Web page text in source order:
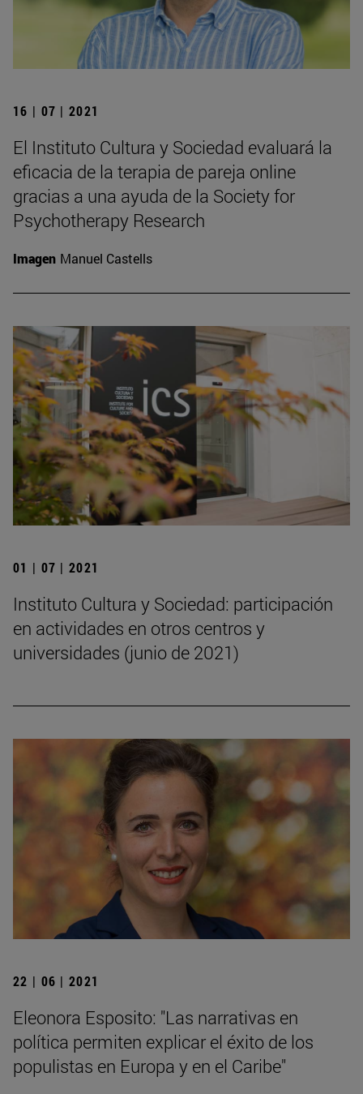
16 | 07 | 2021
El Instituto Cultura y Sociedad evaluará la
eficacia de la terapia de pareja online
gracias a una ayuda de la Society for
Psychotherapy Research
Imagen Manuel Castells
01 | 07 | 2021
Instituto Cultura y Sociedad: participación
en actividades en otros centros y
universidades (junio de 2021)
22 | 06 | 2021
Eleonora Esposito: "Las narrativas en
política permiten explicar el éxito de los
populistas en Europa y en el Caribe"